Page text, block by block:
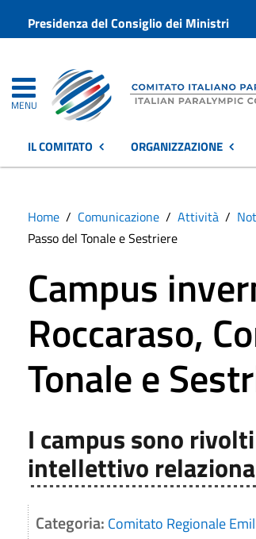
Presidenza del Consiglio dei Ministri
MENU
IL COMITATO ORGANIZZAZIONE
Home Comunicazione Attività
Passo del Tonale e Sestriere
Campus
Roccaraso,
Tonale e
I campus sono
intellettivo
Categoria: Comitato Regionale